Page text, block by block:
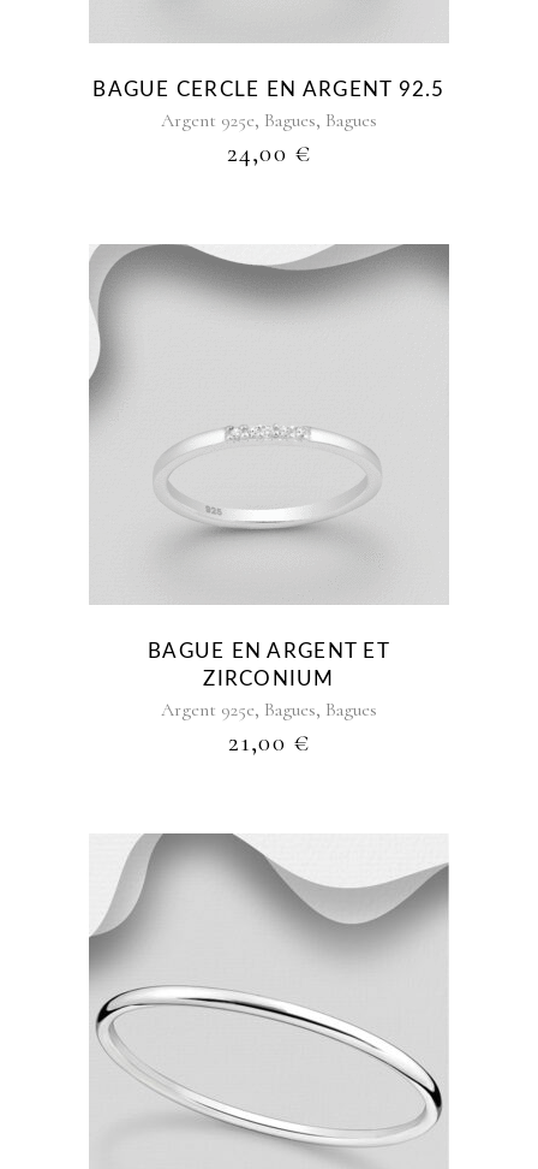
peuvent
choisies
sur
la
produit
BAGUE CERCLE EN ARGENT 92.5
Argent 925e, Bagues, Bagues
24,00 €
produit
variations.
peuvent
choisies
sur
la
page
BAGUE EN ARGENT ET
ZIRCONIUM
Argent 925e, Bagues, Bagues
21,00 €